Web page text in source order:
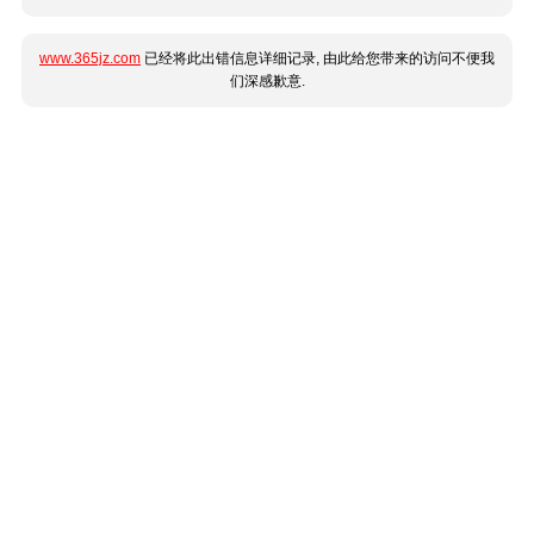
www.365jz.com 已经将此出错信息详细记录, 由此给您带来的访问不便我
们深感歉意.